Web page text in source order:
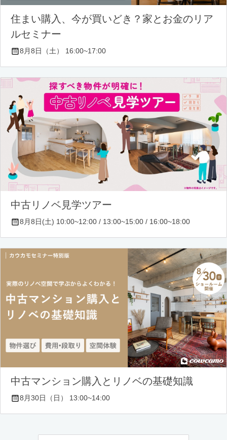
住まい購入、今が買いどき？家とお金のリア
ルセミナー
8月8日（土） 16:00~17:00
中古リノベ見学ツアー
8月8日(土) 10:00~12:00 / 13:00~15:00 / 16:00~18:00
中古マンション購入とリノベの基礎知識
8月30日（日） 13:00~14:00